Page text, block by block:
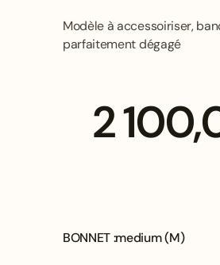
Modèle à accessoiriser,
parfaitement dégagé
2
BONNET :medium (M)